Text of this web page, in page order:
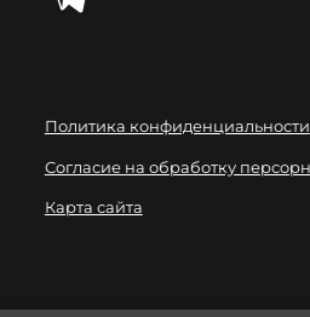
Политика конфиденциальности
Согласие на обработку
Карта сайта